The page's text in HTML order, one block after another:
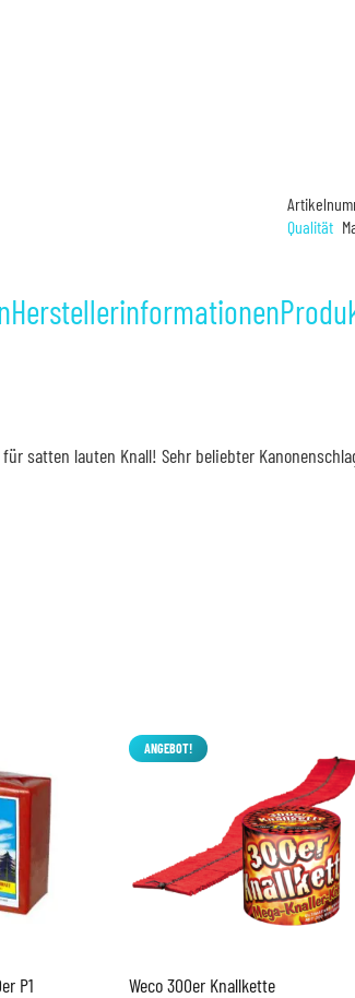
Qualität
Herstellerinformationen
satten lauten Knall! Sehr beliebter
P1
ANGEBOT!
Weco 300er Knallkette